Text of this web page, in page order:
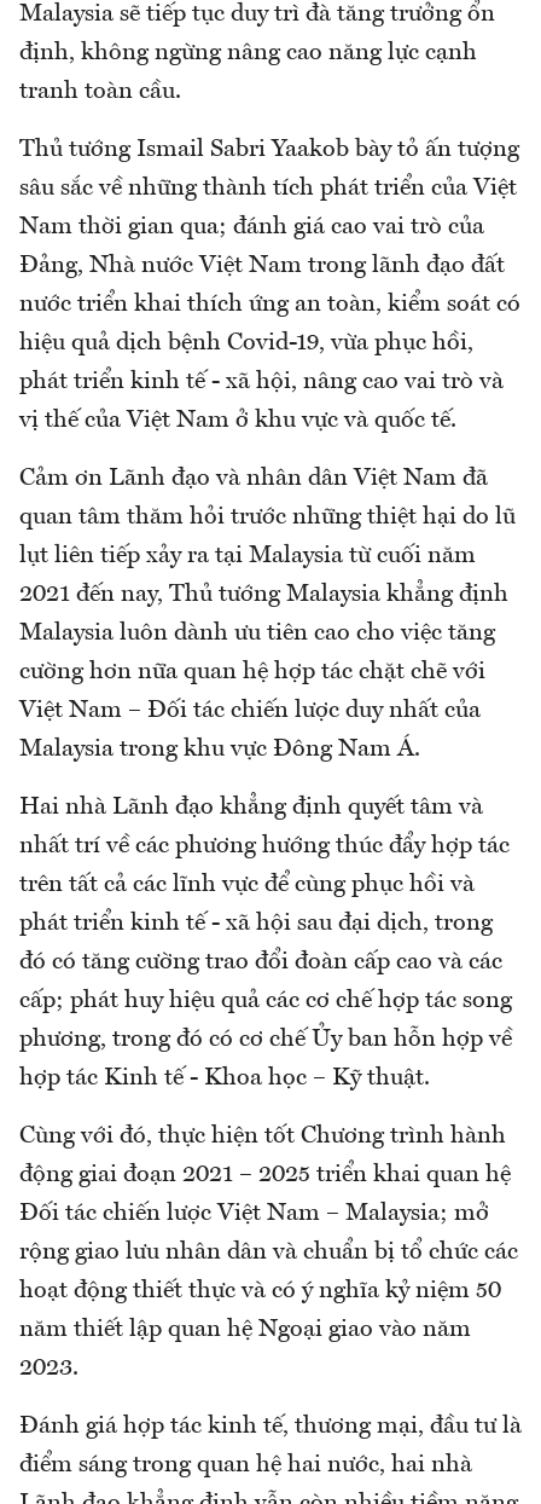
Malaysia sẽ tiếp tục duy trì đà tăng trưởng ổn
định, không ngừng nâng cao năng lực cạnh
tranh toàn cầu.
Thủ tướng Ismail Sabri Yaakob bày tỏ ấn tượng
sâu sắc về những thành tích phát triển của Việt
Nam thời gian qua; đánh giá cao vai trò của
Đảng, Nhà nước Việt Nam trong lãnh đạo đất
nước triển khai thích ứng an toàn, kiểm soát có
hiệu quả dịch bệnh Covid-19, vừa phục hồi,
phát triển kinh tế - xã hội, nâng cao vai trò và
vị thế của Việt Nam ở khu vực và quốc tế.
Cảm ơn Lãnh đạo và nhân dân Việt Nam đã
quan tâm thăm hỏi trước những thiệt hại do lũ
lụt liên tiếp xảy ra tại Malaysia từ cuối năm
2021 đến nay, Thủ tướng Malaysia khẳng định
Malaysia luôn dành ưu tiên cao cho việc tăng
cường hơn nữa quan hệ hợp tác chặt chẽ với
Việt Nam – Đối tác chiến lược duy nhất của
Malaysia trong khu vực Đông Nam Á.
Hai nhà Lãnh đạo khẳng định quyết tâm và
nhất trí về các phương hướng thúc đẩy hợp tác
trên tất cả các lĩnh vực để cùng phục hồi và
phát triển kinh tế - xã hội sau đại dịch, trong
đó có tăng cường trao đổi đoàn cấp cao và các
cấp; phát huy hiệu quả các cơ chế hợp tác song
phương, trong đó có cơ chế Ủy ban hỗn hợp về
hợp tác Kinh tế - Khoa học – Kỹ thuật.
Cùng với đó, thực hiện tốt Chương trình hành
động giai đoạn 2021 – 2025 triển khai quan hệ
Đối tác chiến lược Việt Nam – Malaysia; mở
rộng giao lưu nhân dân và chuẩn bị tổ chức các
hoạt động thiết thực và có ý nghĩa kỷ niệm 50
năm thiết lập quan hệ Ngoại giao vào năm
2023.
Đánh giá hợp tác kinh tế, thương mại, đầu tư là
điểm sáng trong quan hệ hai nước, hai nhà